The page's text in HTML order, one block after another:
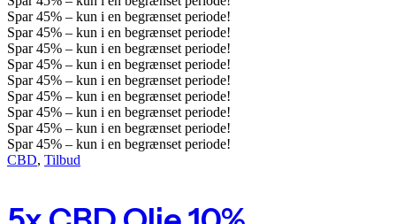
Spar45% – kun i en begrænset periode!
Spar45% – kun i en begrænset periode!
Spar45% – kun i en begrænset periode!
Spar45% – kun i en begrænset periode!
Spar45% – kun i en begrænset periode!
Spar45% – kun i en begrænset periode!
Spar45% – kun i en begrænset periode!
Spar45% – kun i en begrænset periode!
Spar45% – kun i en begrænset periode!
CBD, Tilbud